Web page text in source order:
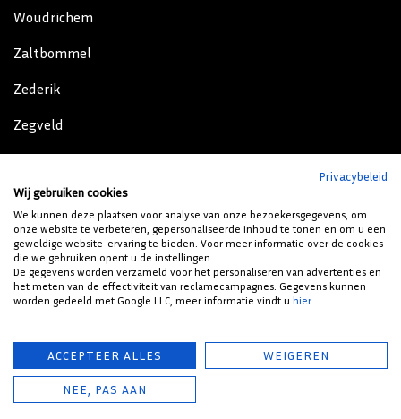
Woudrichem
Zaltbommel
Zederik
Zegveld
Zijderveld
Zoelen
Zoelmond
© 2023 HENNIE'S ZONWERING - ZONWERING VOOR BINNEN EN
BUITEN. |BUSINESS TO BUSINESS VOORWAARDEN|
CONSUMENTEN VOORWAARDEN
Privacybeleid
Wij gebruiken cookies
We kunnen deze plaatsen voor analyse van onze bezoekersgegevens, om
onze website te verbeteren, gepersonaliseerde inhoud te tonen en om u een
geweldige website-ervaring te bieden. Voor meer informatie over de cookies
die we gebruiken opent u de instellingen.
De gegevens worden verzameld voor het personaliseren van advertenties en
het meten van de effectiviteit van reclamecampagnes. Gegevens kunnen
worden gedeeld met Google LLC, meer informatie vindt u hier.
ACCEPTEER ALLES WEIGEREN
NEE, PAS AAN